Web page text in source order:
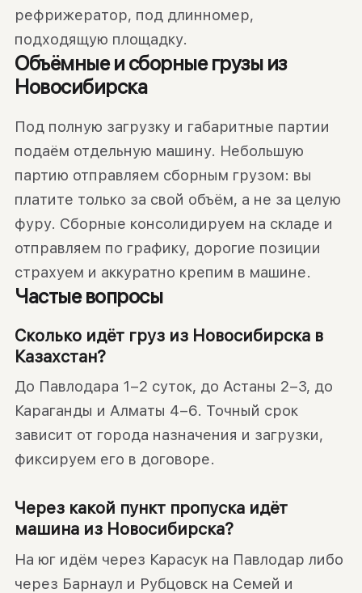
рефрижератор, под длинномер,
подходящую площадку.
Объёмные и сборные грузы из
Новосибирска
Под полную загрузку и габаритные партии
подаём отдельную машину. Небольшую
партию отправляем сборным грузом: вы
платите только за свой объём, а не за целую
фуру. Сборные консолидируем на складе и
отправляем по графику, дорогие позиции
страхуем и аккуратно крепим в машине.
Частые вопросы
Сколько идёт груз из Новосибирска в
Казахстан?
До Павлодара 1–2 суток, до Астаны 2–3, до
Караганды и Алматы 4–6. Точный срок
зависит от города назначения и загрузки,
фиксируем его в договоре.
Через какой пункт пропуска идёт
машина из Новосибирска?
На юг идём через Карасук на Павлодар либо
через Барнаул и Рубцовск на Семей и